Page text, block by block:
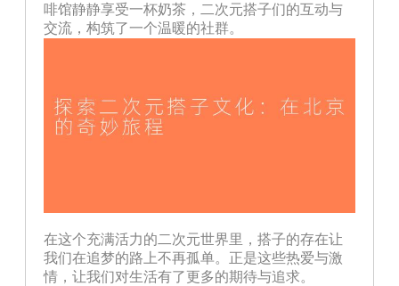
啡馆静静享受一杯奶茶，二次元搭子们的互动与
交流，构筑了一个温暖的社群。
在这个充满活力的二次元世界里，搭子的存在让
我们在追梦的路上不再孤单。正是这些热爱与激
情，让我们对生活有了更多的期待与追求。